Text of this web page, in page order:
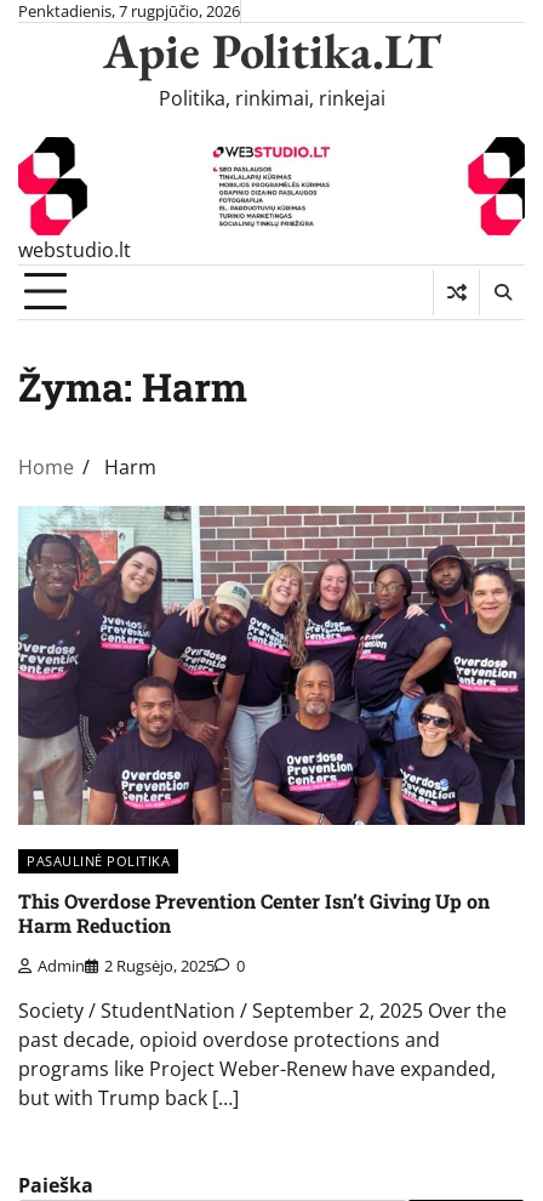
SkipPenktadienis, 7 rugpjūčio, 2026
Apie Politika.LT
Politika, rinkimai, rinkejai
webstudio.lt
Žyma: Harm
Home Harm
PASAULINĖ POLITIKA
This Overdose Prevention Center Isn’t Giving Up on
Harm Reduction
Admin 2 Rugsėjo, 2025 0
Society / StudentNation / September 2, 2025 Over the
past decade, opioid overdose protections and
programs like Project Weber-Renew have expanded,
but with Trump back […]
Paieška